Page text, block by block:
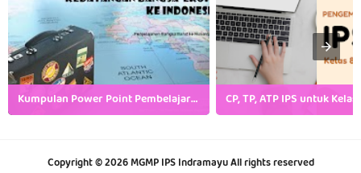
Kumpulan Power Point Pembelajaran IPS SMP Kelas 7, 8 dan 9
Copyright ©2026MGMP IPS IndramayuAll rights reserved